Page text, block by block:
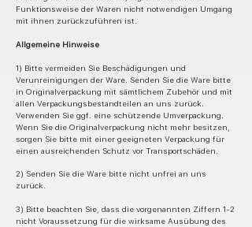
Funktionsweise der Waren nicht notwendigen Umgang
mit ihnen zurückzuführen ist.
Allgemeine Hinweise
1) Bitte vermeiden Sie Beschädigungen und
Verunreinigungen der Ware. Senden Sie die Ware bitte
in Originalverpackung mit sämtlichem Zubehör und mit
allen Verpackungsbestandteilen an uns zurück.
Verwenden Sie ggf. eine schützende Umverpackung.
Wenn Sie die Originalverpackung nicht mehr besitzen,
sorgen Sie bitte mit einer geeigneten Verpackung für
einen ausreichenden Schutz vor Transportschäden.
2) Senden Sie die Ware bitte nicht unfrei an uns
zurück.
3) Bitte beachten Sie, dass die vorgenannten Ziffern 1-2
nicht Voraussetzung für die wirksame Ausübung des